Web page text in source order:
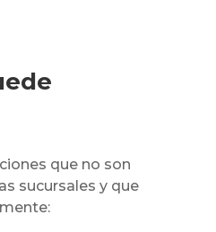
que no son
sucursales y que